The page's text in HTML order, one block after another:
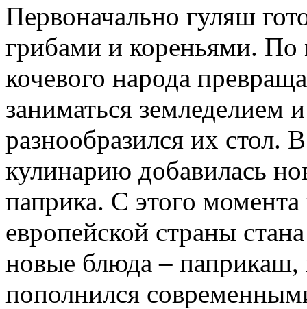
Первоначально гуляш
грибами и кореньями. По
кочевого народа
заниматься земледелием
разнообразился их стол.
кулинарию добавилась
паприка. С этого
европейской страны
новые блюда – паприкаш,
пополнился